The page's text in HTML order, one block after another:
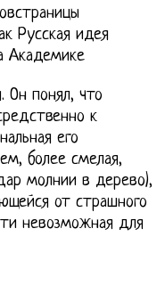
Русская идея
Академике
Он понял, что
к
его
более смелая,
молнии в дерево),
от страшного
невозможная для